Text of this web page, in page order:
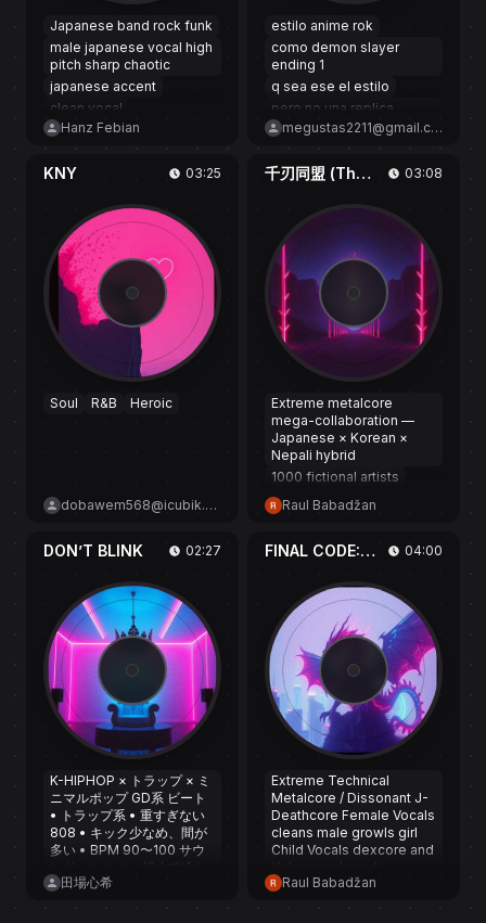
Japanese band rock funk
male japanese vocal high
pitch sharp chaotic
japanese accent
clean vocal
extreme slap bass
agressive faster
guitar rhytm fast
170-180 BPM
energic
fast
Hanz Febian
estilo anime rok
como demon slayer
ending 1
q sea ese el estilo
pero no una replica
exacta
megustas2211@gmail.com
KNY 03:25
Soul R&B Heroic
dobawem568@icubik.com
千刃同盟 (Thousand Blade Union) 03:08
Extreme metalcore
mega-collaboration —
Japanese × Korean ×
Nepali hybrid
1000 fictional artists
dual male/female vocals
soaring cleans
cinematic breakdowns
trance
Raul Babadžan
DON’T BLINK 02:27
K-HIPHOP × トラップ × ミ
ニマルポップ GD系 ビート
• トラップ系 • 重すぎない
808 • キック少なめ、間が
多い • BPM 90〜100 サウ
ンド • シンセ：細くて冷た
い音 • ベース：短く「ブ
田場心希
FINAL CODE: ENTROPY 2nd version 04:00
Extreme Technical
Metalcore / Dissonant J-
Deathcore Female Vocals
cleans male growls girl
Child Vocals dexcore and
jiluka growls and
shoohey growls and
Raul Babadžan